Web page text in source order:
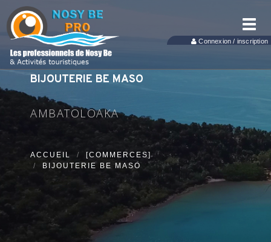
Connexion / inscription
BIJOUTERIE BE MASO
AMBATOLOAKA
ACCUEIL
[COMMERCES]
BIJOUTERIE BE MASO